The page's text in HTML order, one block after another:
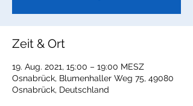
Zeit & Ort
19. Aug. 2021, 15:00 – 19:00 MESZ
Osnabrück, Blumenhaller Weg 75, 49080
Osnabrück, Deutschland